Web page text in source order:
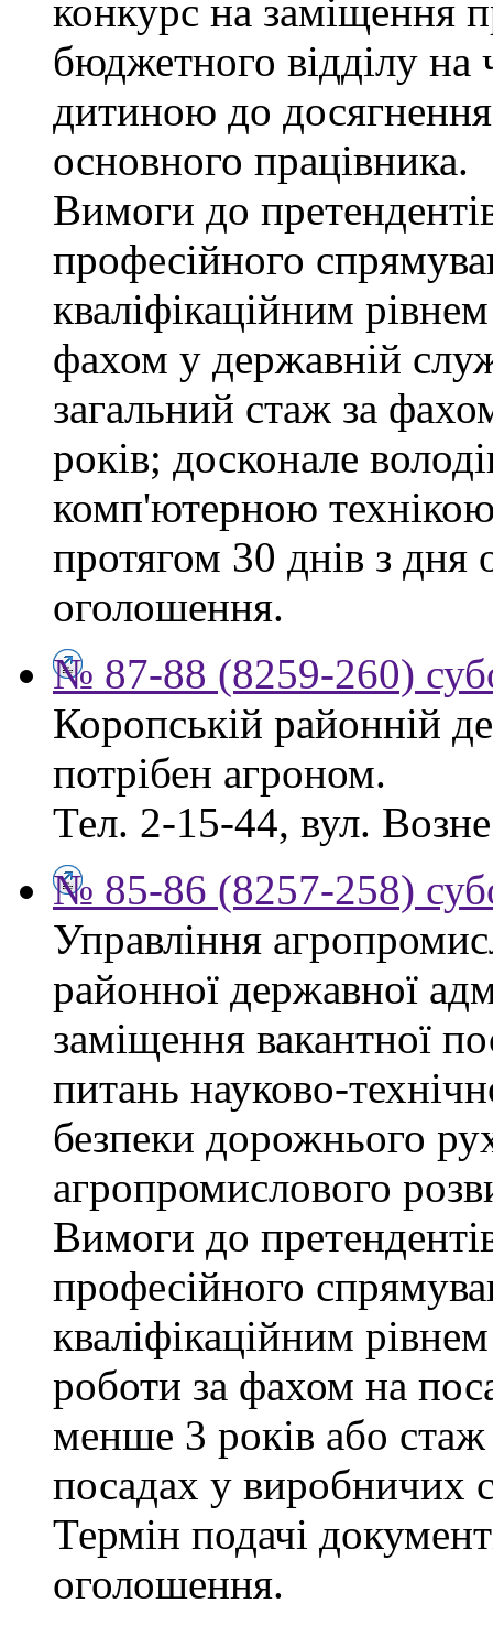
конкурс на заміщення
бюджетного відділу на
дитиною до
основного працівника.
Вимоги до
професійного
кваліфікаційним
фахом у державній
загальний стаж за
років; досконале
комп'ютерною
протягом 30 днів з дня
оголошення.
№ 87-88 (8259-260)
Коропській районній
потрібен агроном.
Тел. 2-15-44, вул.
№ 85-86 (8257-258)
Управління
районної державної
заміщення вакантної
питань науково-
безпеки дорожнього
агропромислового
Вимоги до
професійного
кваліфікаційним
роботи за фахом на
менше 3 років або
посадах у виробничих
Термін подачі
оголошення.